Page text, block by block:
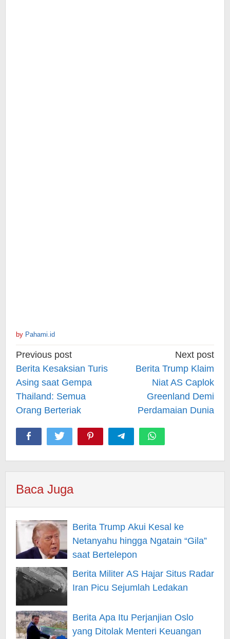
by Pahami.id
Post
navigation
Previous post
Berita Kesaksian Turis
Asing saat Gempa
Thailand: Semua
Orang Berteriak
Next post
Berita Trump Klaim
Niat AS Caplok
Greenland Demi
Perdamaian Dunia
Baca Juga
Berita Trump Akui Kesal ke
Netanyahu hingga Ngatain “Gila”
saat Bertelepon
Berita Militer AS Hajar Situs Radar
Iran Picu Sejumlah Ledakan
Berita Apa Itu Perjanjian Oslo
yang Ditolak Menteri Keuangan